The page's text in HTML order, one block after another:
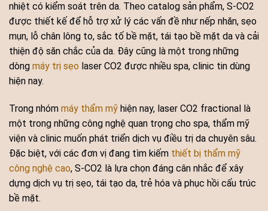
nhiệt có kiểm soát trên da. Theo catalog sản phẩm, S-CO2
được thiết kế để hỗ trợ xử lý các vấn đề như nếp nhăn, sẹo
mụn, lỗ chân lông to, sắc tố bề mặt, tái tạo bề mặt da và cải
thiện độ săn chắc của da. Đây cũng là một trong những
dòng máy trị sẹo laser CO2 được nhiều spa, clinic tin dùng
hiện nay.
Trong nhóm máy thẩm mỹ hiện nay, laser CO2 fractional là
một trong những công nghệ quan trọng cho spa, thẩm mỹ
viện và clinic muốn phát triển dịch vụ điều trị da chuyên sâu.
Đặc biệt, với các đơn vị đang tìm kiếm thiết bị thẩm mỹ
công nghệ cao, S-CO2 là lựa chọn đáng cân nhắc để xây
dựng dịch vụ trị sẹo, tái tạo da, trẻ hóa và phục hồi cấu trúc
bề mặt.